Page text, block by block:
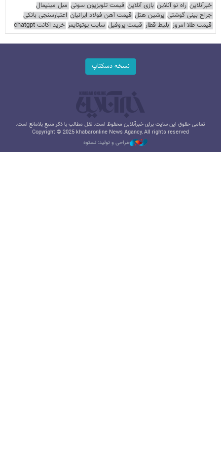
خبرآنلاین راه نو آنلاین بازی آنلاین قیمت تلویزیون سونی مبل مینیمال
جراح بینی گوشتی پرشین هتل قیمت آهن فولاد ایرانیان اعتبارسنجی بانکی
قیمت طلا امروز بلیط قطار قیمت پروفیل سایت یوتوتایمز خرید اکانت chatgpt
نسخه دسکتاپ
تمامی حقوق این سایت برای خبرآنلاین محفوظ است. نقل مطالب با ذکر منبع بلامانع است.
Copyright © 2025 khabaronline News Agancy, All rights reserved
طراحی و تولید: نستوه